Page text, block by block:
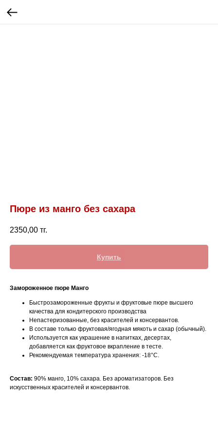
Пюре из манго без сахара
2350,00 тг.
Купить
Замороженное пюре Манго
Быстрозамороженные фрукты и фруктовые пюре высшего
качества для кондитерского производства
Непастеризованные, без красителей и консервантов.
В составе только фруктовая/ягодная мякоть и сахар (обычный).
Используется как украшение в напитках, десертах,
добавляется как фруктовое вкрапление в тесте.
Рекомендуемая температура хранения: -18°C.
Состав: 90% манго, 10% сахара. Без ароматизаторов. Без
искусственных красителей и консервантов.